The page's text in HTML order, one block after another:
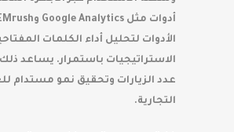
الأدوات لتحليل أداء الكلمات
الاستراتيجيات باستمرار. يساعد
عدد الزيارات وتحقيق نمو مستدام
التجارية.